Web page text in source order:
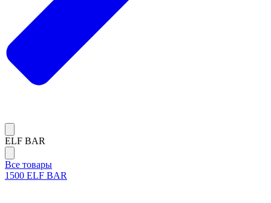
ELF BAR
Все товары
1500 ELF BAR